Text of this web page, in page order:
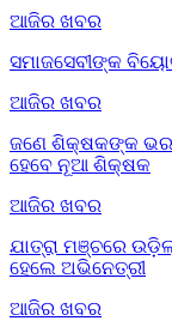
ଆଜିର ଖବର
ସମାଜସେବୀଙ୍କ
ଆଜିର ଖବର
ଜଣେ ଶିକ୍ଷକଙ୍କ
ହେବେ ନୂଆ ଶିକ୍ଷକ
ଆଜିର ଖବର
ଯାତ୍ରା ମଞ୍ଚରେ
ହେଲେ ଅଭିନେତ୍ରୀ
ଆଜିର ଖବର